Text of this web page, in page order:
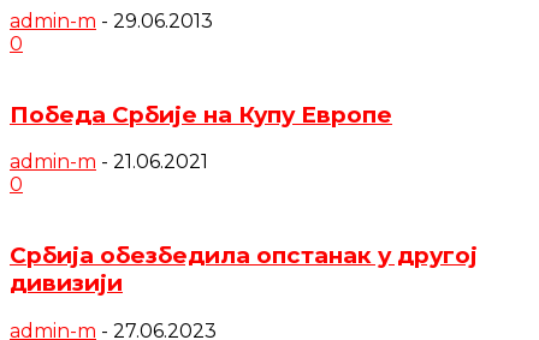
admin-m - 29.06.2013
0
Победа Србије на Купу Европе
admin-m - 21.06.2021
0
Србија обезбедила опстанак у другој
дивизији
admin-m - 27.06.2023